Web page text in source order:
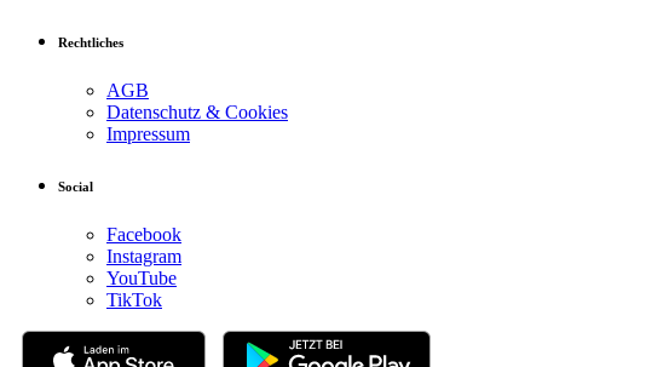
Rechtliches
AGB
Datenschutz & Cookies
Impressum
Social
Facebook
Instagram
YouTube
TikTok